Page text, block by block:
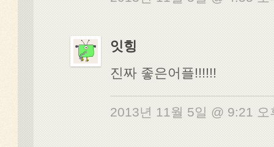
잇힝
진짜 좋은어플!!!!!!
2013년 11월 5일 @ 9:21